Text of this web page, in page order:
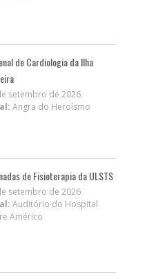
de Cardiologia da Ilha
setembro de 2026
Angra do Heroísmo
de Fisioterapia da ULSTS
setembro de 2026
Auditório do Hospital
Américo